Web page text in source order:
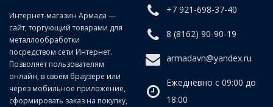
Класс точности:
B (продольно-винтовой прокат)
Угол наклона спирали:
Интернет-магазин Армада —
сайт, торгующий товарами для
металлообработки
посредством сети Интернет.
Позволяет пользователям
онлайн, в своём браузере или
через мобильное приложение,
сформировать заказ на покупку,
+7 921-698-37-40
8 (8162) 90-90-19
armadavn@yandex.ru
Ежедневно с 09:00 до
18:00